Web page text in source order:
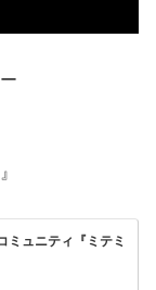
ミュニティ『ミテミ